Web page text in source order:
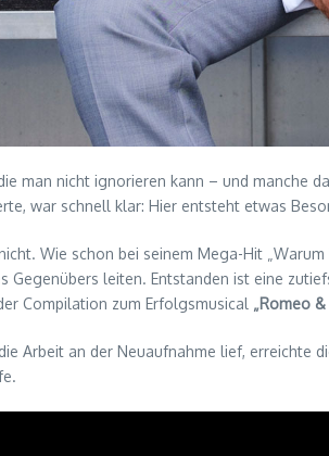
man nicht ignorieren kann – und manche
war schnell klar: Hier entsteht etwas
Wie schon bei seinem Mega-Hit
Gegenübers leiten. Entstanden ist eine
Compilation zum Erfolgsmusical „Romeo
Arbeit an der Neuaufnahme lief, erreichte